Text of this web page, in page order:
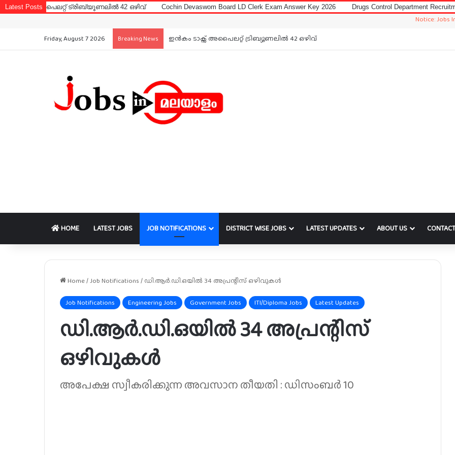
Latest Posts
ട്രിബ്യൂണലിൽ 42 ഒഴിവ് Cochin Devaswom Board LD Clerk Exam Answer Key 2026 Drugs Control Department Recruitment 2026 for Data
Notice: Jobs In
Friday, August 7 2026
Breaking News ഇൻകം ടാക്സ് അപൈലറ്റ് ട്രിബ്യൂണലിൽ 42 ഒഴിവ്
HOME LATEST JOBS JOB NOTIFICATIONS DISTRICT WISE JOBS LATEST UPDATES ABOUT US
Home/Job Notifications / ഡി.ആർ.ഡി.ഒയിൽ 34 അപ്രന്റിസ് ഒഴിവുകൾ
Job Notifications Engineering Jobs Government Jobs ITI/Diploma Jobs Latest Updates
ഡി.ആർ.ഡി.ഒയിൽ 34 അപ്രന്റിസ്
ഒഴിവുകൾ
അപേക്ഷ സ്വീകരിക്കുന്ന അവസാന തീയതി : ഡിസംബർ 10